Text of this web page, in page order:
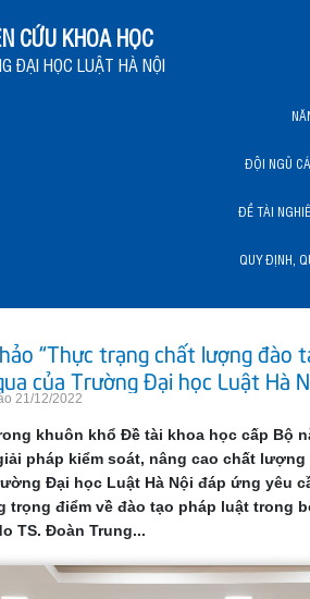
CỨU KHOA HỌC
ĐẠI HỌC LUẬT HÀ NỘI
ĐỘI NGŨ
ĐỀ TÀI
QUY ĐỊNH,
“Thực trạng chất lượng đào
của Trường Đại học Luật Hà
21/12/2022
khuôn khổ Đề tài khoa học cấp Bộ
pháp kiểm soát, nâng cao chất
Đại học Luật Hà Nội đáp ứng yêu
trọng điểm về đào tạo pháp luật trong
TS. Đoàn Trung...